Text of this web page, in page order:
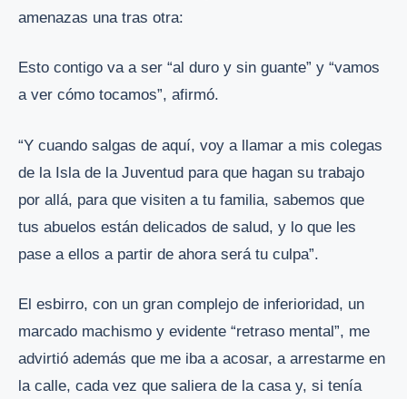
amenazas una tras otra:
Esto contigo va a ser “al duro y sin guante” y “vamos
a ver cómo tocamos”, afirmó.
“Y cuando salgas de aquí, voy a llamar a mis colegas
de la Isla de la Juventud para que hagan su trabajo
por allá, para que visiten a tu familia, sabemos que
tus abuelos están delicados de salud, y lo que les
pase a ellos a partir de ahora será tu culpa”.
El esbirro, con un gran complejo de inferioridad, un
marcado machismo y evidente “retraso mental”, me
advirtió además que me iba a acosar, a arrestarme en
la calle, cada vez que saliera de la casa y, si tenía